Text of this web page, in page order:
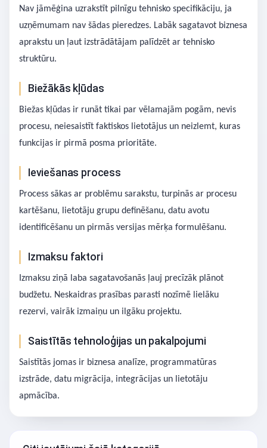
Nav jāmēģina uzrakstīt pilnīgu tehnisko specifikāciju, ja
uzņēmumam nav šādas pieredzes. Labāk sagatavot biznesa
aprakstu un ļaut izstrādātājam palīdzēt ar tehnisko
struktūru.
Biežākās kļūdas
Biežas kļūdas ir runāt tikai par vēlamajām pogām, nevis
procesu, neiesaistīt faktiskos lietotājus un neizlemt, kuras
funkcijas ir pirmā posma prioritāte.
Ieviešanas process
Process sākas ar problēmu sarakstu, turpinās ar procesu
kartēšanu, lietotāju grupu definēšanu, datu avotu
identificēšanu un pirmās versijas mērķa formulēšanu.
Izmaksu faktori
Izmaksu ziņā laba sagatavošanās ļauj precīzāk plānot
budžetu. Neskaidras prasības parasti nozīmē lielāku
rezervi, vairāk izmaiņu un ilgāku projektu.
Saistītās tehnoloģijas un pakalpojumi
Saistītās jomas ir biznesa analīze, programmatūras
izstrāde, datu migrācija, integrācijas un lietotāju
apmācība.